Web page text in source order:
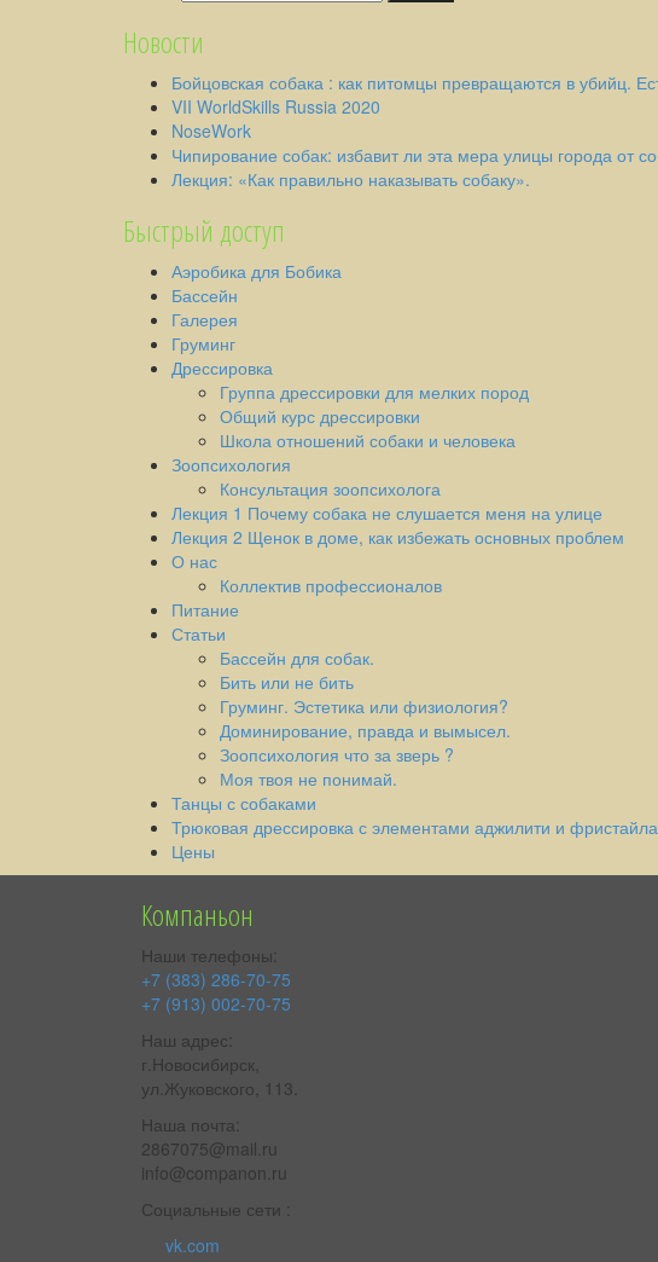
Новости
Бойцовская собака : как питомцы превращаются в убийц.
VII WorldSkills Russia 2020
NoseWork
Чипирование собак: избавит ли эта мера улицы города от
Лекция: «Как правильно наказывать собаку».
Быстрый доступ
Аэробика для Бобика
Бассейн
Галерея
Груминг
Дрессировка
Группа дрессировки для мелких пород
Общий курс дрессировки
Школа отношений собаки и человека
Зоопсихология
Консультация зоопсихолога
Лекция 1 Почему собака не слушается меня на улице
Лекция 2 Щенок в доме, как избежать основных проблем
О нас
Коллектив профессионалов
Питание
Статьи
Бассейн для собак.
Бить или не бить
Груминг. Эстетика или физиология?
Доминирование, правда и вымысел.
Зоопсихология что за зверь ?
Моя твоя не понимай.
Танцы с собаками
Трюковая дрессировка с элементами аджилити и фристайла
Цены
Компаньон
Наши телефоны:
+7 (383) 286-70-75
+7 (913) 002-70-75
Наш адрес:
г.Новосибирск,
ул.Жуковского, 113.
Наша почта:
2867075@mail.ru
info@companon.ru
Социальные сети :
vk.com